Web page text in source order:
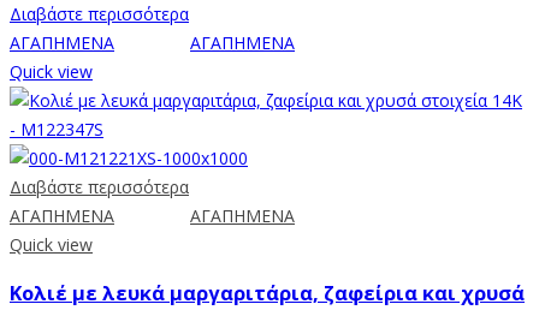
Διαβάστε περισσότερα
ΑΓΑΠΗΜΕΝΑ
ΑΓΑΠΗΜΕΝΑ
Quick view
Διαβάστε περισσότερα
ΑΓΑΠΗΜΕΝΑ
ΑΓΑΠΗΜΕΝΑ
Quick view
Κολιέ με λευκά μαργαριτάρια, ζαφείρια και χρυσά